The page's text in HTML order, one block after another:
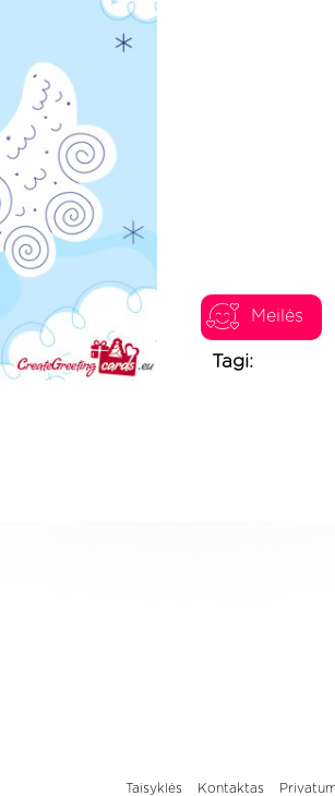
Meilės
Tagi:
Taisyklės Kontaktas